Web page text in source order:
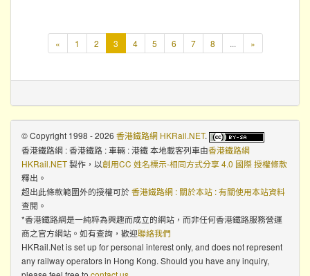
« 1 2 3本
頁
4 5 6 7 8 ... »
© Copyright 1998 - 2026 香港鐵路網 HKRail.NET.
香港鐵路網 : 香港鐵路 : 車輛 : 港鐵 本地載客列車由香港鐵路網
HKRail.NET製作，以創用CC 姓名標示-相同方式分享 4.0 國際 授權條款
釋出。
超出此條款範圍外的授權可於香港鐵路網 : 關於本站 : 有關使用本站資料
查閱。
*香港鐵路網是一純粹為興趣而成立的網站，而非任何香港鐵路服務營運
商之官方網站。如有查詢，歡迎聯絡我們
HKRail.Net is set up for personal interest only, and does not represent
any railway operators in Hong Kong. Should you have any inquiry,